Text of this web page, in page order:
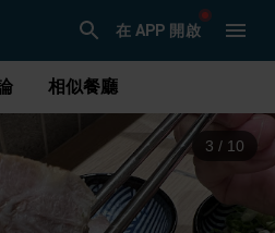
在 APP 開啟
相似餐廳
4 / 10